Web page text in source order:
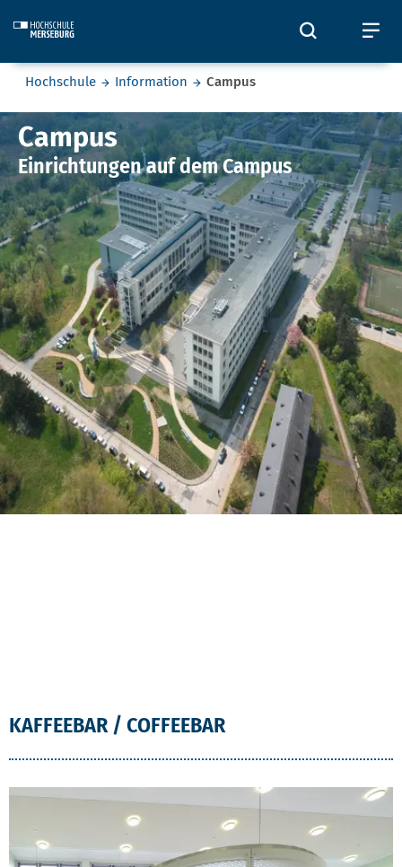
Öffnet
Sie befinden sich hier:
Hochschule Information Campus
Campus
Campus
Einrichtungen auf dem Campus
KAFFEEBAR / COFFEEBAR